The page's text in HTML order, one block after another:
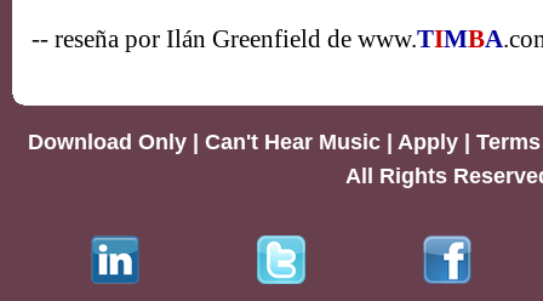
-- reseña por Ilán Greenfield de www.TIMBA
Download Only| Can't Hear Music| Apply|
All Rights